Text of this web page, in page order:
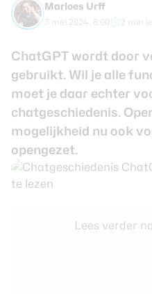
Marloes Urff
3 mei 2024, 8:00 2 min
ChatGPT wordt door
gebruikt. Wil je alle
moet je daar echter
chatgeschiedenis.
mogelijkheid nu ook
opengezet.
Lees verder